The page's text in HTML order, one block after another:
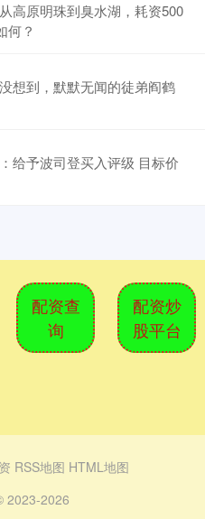
高原明珠到臭水湖，耗资500
何？
想到，默默无闻的徒弟阎鹤
给予波司登买入评级 目标价
配资查
询
配资炒
股平台
RSS地图 HTML地图
2023-2026